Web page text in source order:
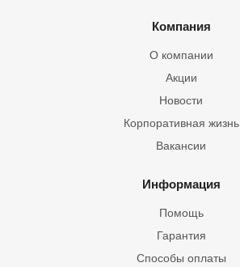
Компания
О компании
Акции
Новости
Корпоративная жизнь
Вакансии
Информация
Помощь
Гарантия
Способы оплаты